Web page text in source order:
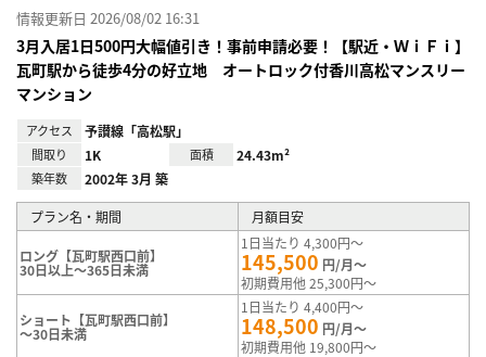
情報更新日 2026/08/02 16:31
3月入居1日500円大幅値引き！事前申請必要！【駅近・ＷｉＦｉ】
瓦町駅から徒歩4分の好立地 オートロック付香川高松マンスリー
マンション
アクセス 予讃線「高松駅」
間取り 1K 面積 24.43m²
築年数 2002年 3月 築
プラン名・期間 月額目安
ロング【瓦町駅西口前】
30日以上～365日未満
1日当たり 4,300円～
145,500 円/月～
初期費用他 25,300円～
ショート【瓦町駅西口前】
～30日未満
1日当たり 4,400円～
148,500 円/月～
初期費用他 19,800円～